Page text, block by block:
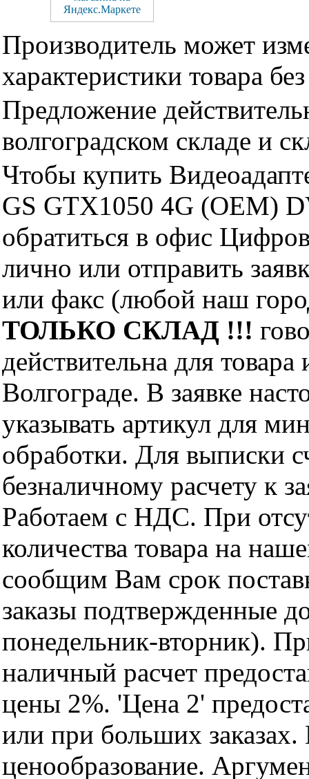
Производитель может
характеристики товара
Предложение
волгоградском складе и
Чтобы купить
GS GTX1050 4G (OEM)
обратиться в офис
лично или отправить
или факс (любой наш
ТОЛЬКО СКЛАД !!!
действительна для
Волгограде. В заявке
указывать артикул для
обработки. Для выписки
безналичному расчету к
Работаем с НДС. При
количества товара на
сообщим Вам срок
заказы подтвержденные
понедельник-вторник).
наличный расчет
цены 2%. 'Цена 2'
или при больших
ценообразование.